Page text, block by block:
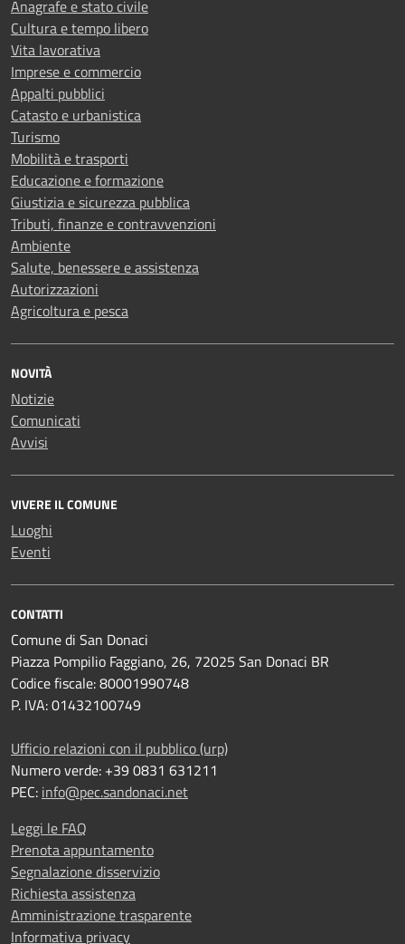
Anagrafe e stato civile
Cultura e tempo libero
Vita lavorativa
Imprese e commercio
Appalti pubblici
Catasto e urbanistica
Turismo
Mobilità e trasporti
Educazione e formazione
Giustizia e sicurezza pubblica
Tributi, finanze e contravvenzioni
Ambiente
Salute, benessere e assistenza
Autorizzazioni
Agricoltura e pesca
NOVITÀ
Notizie
Comunicati
Avvisi
VIVERE IL COMUNE
Luoghi
Eventi
CONTATTI
Comune di San Donaci
Piazza Pompilio Faggiano, 26, 72025 San Donaci BR
Codice fiscale: 80001990748
P. IVA: 01432100749
Ufficio relazioni con il pubblico (urp)
Numero verde: +39 0831 631211
PEC: info@pec.sandonaci.net
Leggi le FAQ
Prenota appuntamento
Segnalazione disservizio
Richiesta assistenza
Amministrazione trasparente
Informativa privacy